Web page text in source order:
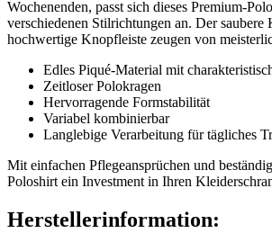
Wochenenden, passt sich dieses Premium-
verschiedenen Stilrichtungen an. Der saubere
hochwertige Knopfleiste zeugen von
Edles Piqué-Material mit
Zeitloser Polokragen
Hervorragende Formstabilität
Variabel kombinierbar
Langlebige Verarbeitung für tägliches
Mit einfachen Pflegeansprüchen und
Poloshirt ein Investment in Ihren
Herstellerinformation: